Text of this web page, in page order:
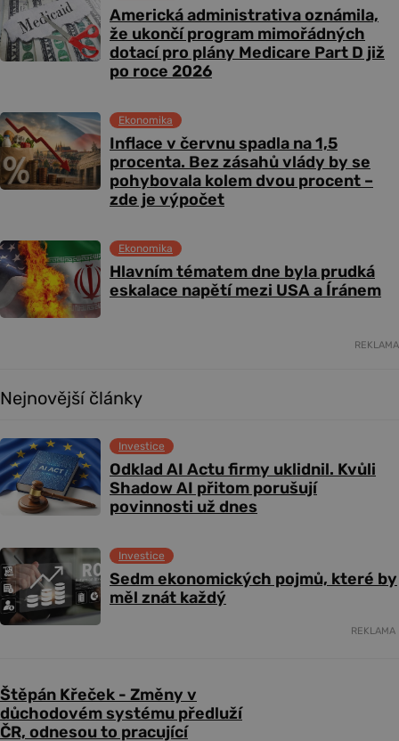
Americká administrativa oznámila,
že ukončí program mimořádných
dotací pro plány Medicare Part D již
po roce 2026
Inflace v červnu spadla na 1,5
procenta. Bez zásahů vlády by se
pohybovala kolem dvou procent –
zde je výpočet
Ekonomika
Hlavním tématem dne byla prudká
eskalace napětí mezi USA a Íránem
Ekonomika
REKLAMA
Nejnovější články
Odklad AI Actu firmy uklidnil. Kvůli
Shadow AI přitom porušují
povinnosti už dnes
Investice
Sedm ekonomických pojmů, které by
měl znát každý
Investice
REKLAMA
Štěpán Křeček - Změny v
důchodovém systému předluží
ČR, odnesou to pracující